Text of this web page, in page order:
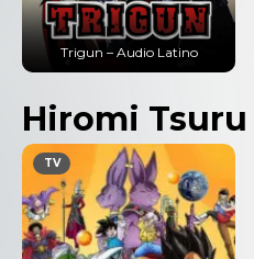
Trigun – Audio Latino
Hiromi Tsuru
TV